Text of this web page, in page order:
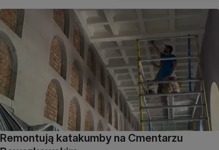
Remontują katakumby na Cmentarzu